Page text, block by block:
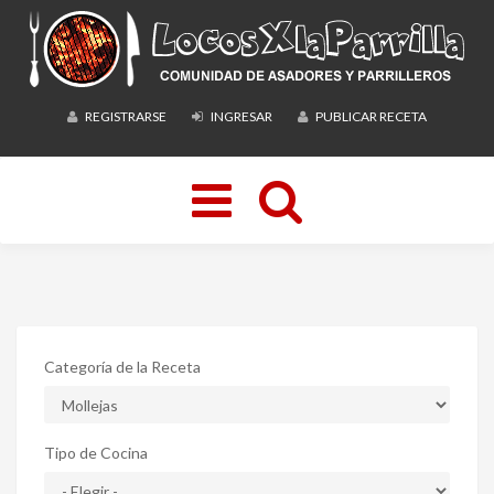
REGISTRARSE INGRESAR PUBLICAR RECETA
Toggle
navigation
Categoría de la Receta
Tipo de Cocina